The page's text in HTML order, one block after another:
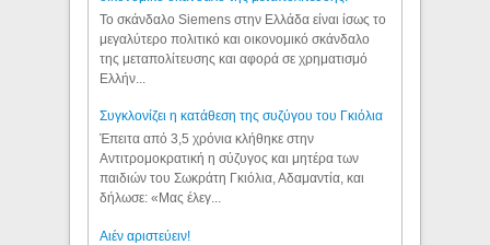
Το σκάνδαλο Siemens στην Ελλάδα είναι ίσως το
μεγαλύτερο πολιτικό και οικονομικό σκάνδαλο
της μεταπολίτευσης και αφορά σε χρηματισμό
Ελλήν...
Συγκλονίζει η κατάθεση της συζύγου του Γκιόλια
Έπειτα από 3,5 χρόνια κλήθηκε στην
Αντιτρομοκρατική η σύζυγος και μητέρα των
παιδιών του Σωκράτη Γκιόλια, Αδαμαντία, και
δήλωσε: «Μας έλεγ...
Aιέν αριστεύειν!